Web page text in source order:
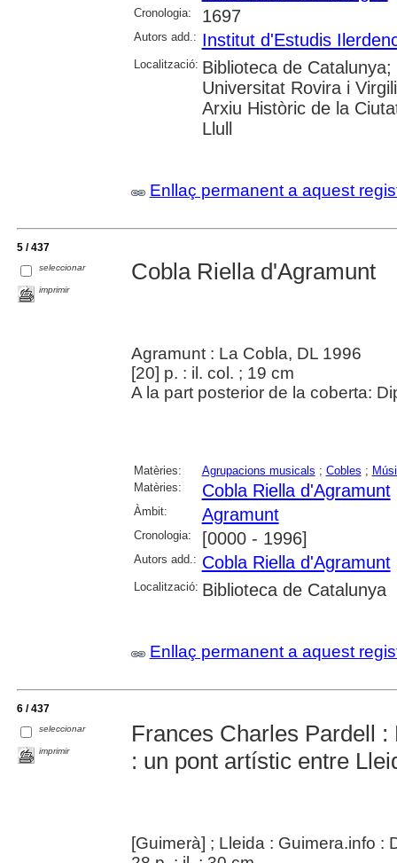
Cronologia: 1697
Autors add.: Institut d'Estudis
Localització: Biblioteca de
Universitat Rovira i
Arxiu Històric de la
Llull
Enllaç permanent a aquest
5 / 437
seleccionar
imprimir
Cobla Riella d'Agramunt
Agramunt : La Cobla, DL 1996
[20] p. : il. col. ; 19 cm
A la part posterior de la coberta:
Matèries: Agrupacions musicals ; Cobles ;
Matèries:
Cobla Riella d'Agramunt
Àmbit: Agramunt
Cronologia: [0000 - 1996]
Autors add.: Cobla Riella d'Agramunt
Localització: Biblioteca de Catalunya
Enllaç permanent a aquest
6 / 437
seleccionar
imprimir
Frances Charles Pardell
: un pont artístic entre
[Guimerà] ; Lleida : Guimera.info :